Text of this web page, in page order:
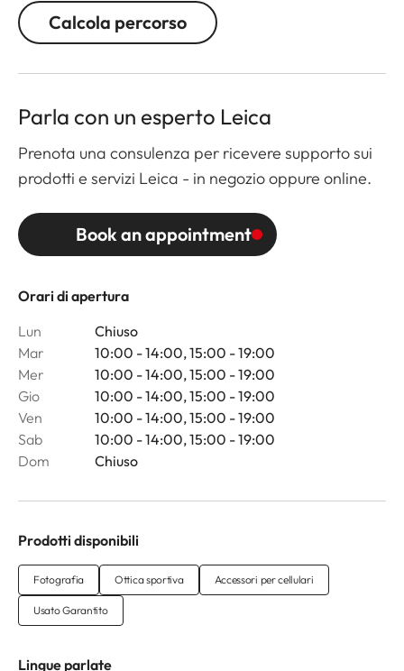
Calcola percorso
Orari di apertura
Lun
Chiuso
Mar
10:00 - 14:00, 15:00 - 19:00
Mer
10:00 - 14:00, 15:00 - 19:00
Gio
10:00 - 14:00, 15:00 - 19:00
Ven
10:00 - 14:00, 15:00 - 19:00
Sab
10:00 - 14:00, 15:00 - 19:00
Dom
Chiuso
Parla con un esperto Leica
Prenota una consulenza per ricevere supporto sui
prodotti e servizi Leica - in negozio oppure online.
Book an appointment
Prodotti disponibili
Fotografia Ottica sportiva Accessori per cellulari
Usato Garantito
Lingue parlate